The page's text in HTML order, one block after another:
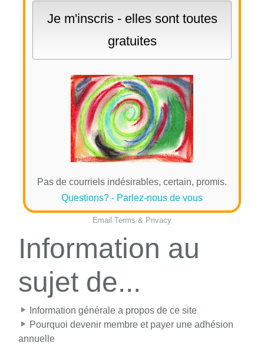
Pas de courriels indésirables, certain, promis.
Questions? - Parlez-nous de vous
Email Terms & Privacy
Information au
sujet de...
Information générale a propos de ce site
Pourquoi devenir membre et payer une adhésion
annuelle